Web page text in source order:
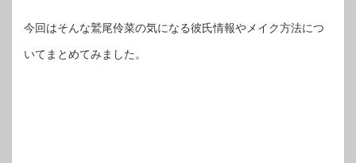
今回はそんな鷲尾伶菜の気になる彼氏情報やメイク方法につ
いてまとめてみました。